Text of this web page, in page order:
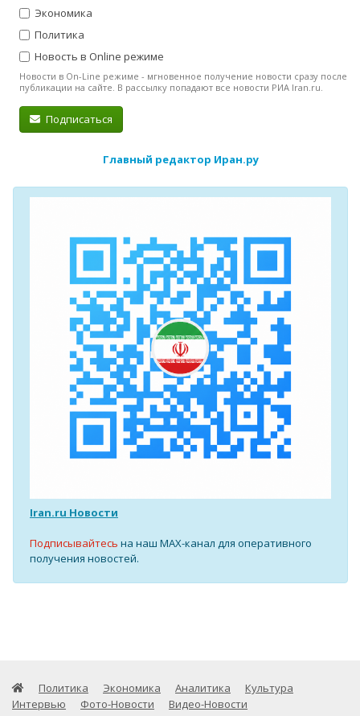
Экономика
Политика
Новость в Online режиме
Новости в On-Line режиме - мгновенное получение новости сразу после
публикации на сайте. В рассылку попадают все новости РИА Iran.ru.
Подписаться
Главный редактор Иран.ру
Iran.ru Новости
Подписывайтесь на наш MAX-канал для оперативного
получения новостей.
Политика Экономика Аналитика
Культура
Интервью
Фото-Новости
Видео-Новости